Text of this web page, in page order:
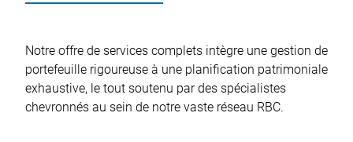
Notre offre de services complets intègre une gestion de
portefeuille rigoureuse à une planification patrimoniale
exhaustive, le tout soutenu par des spécialistes
chevronnés au sein de notre vaste réseau RBC.